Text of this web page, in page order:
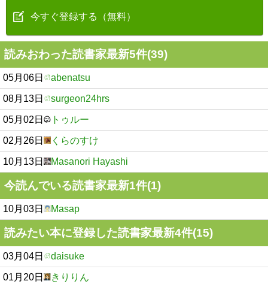
今すぐ登録する（無料）
読みおわった読書家最新5件(39)
05月06日 abenatsu
08月13日 surgeon24hrs
05月02日 トゥルー
02月26日 くらのすけ
10月13日 Masanori Hayashi
今読んでいる読書家最新1件(1)
10月03日 Masap
読みたい本に登録した読書家最新4件(15)
03月04日 daisuke
01月20日 きりりん